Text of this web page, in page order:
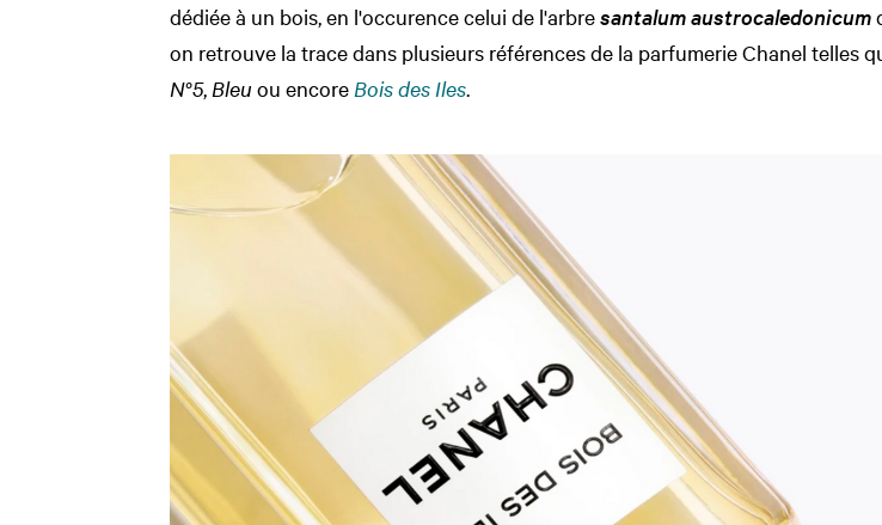
dédiée à un bois, en l'occurence celui de l'arbresantalum austrocaledonicum
on retrouve la trace dans plusieurs références de la parfumerie Chanel telles
N°5, Bleuou encore Bois des Iles